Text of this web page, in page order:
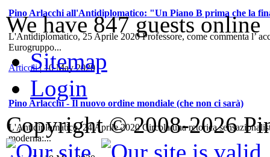
Pino Arlacchi all'Antidiplomatico: "Un Piano B prima che la
L'Antidiplomatico, 25 Aprile 2020 Professore, come commenta l’
Eurogruppo...
Articoli| 10 May 2020
Pino Arlacchi - Il nuovo ordine mondiale (che non ci sarà)
L'Antidiplomatico, 24 Aprile 2020 Circola una retorica
moderna:...
We have 847 guests online
Sitemap
Login
Copyright © 2008-2026